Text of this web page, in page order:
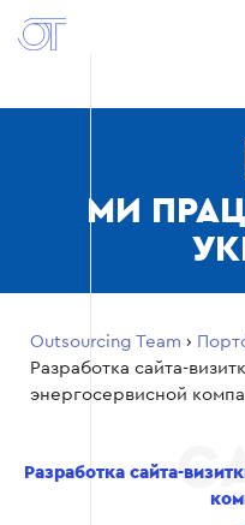
МИ
Outsourcing Team ›
Разработка сайта-
энергосервисной
Разработка сайта-